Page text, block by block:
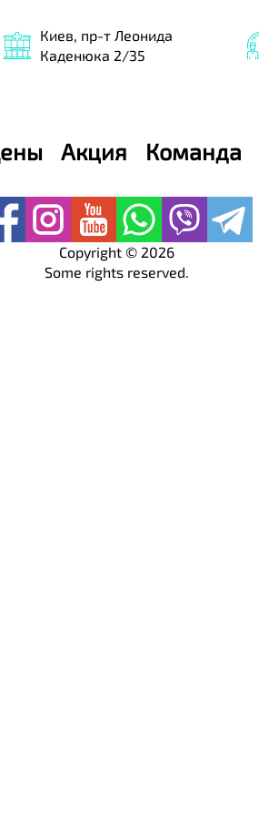
Киев, пр-т Леонида
Каденюка 2/35
Акция Команда
Copyright ©2026
Some rights reserved.